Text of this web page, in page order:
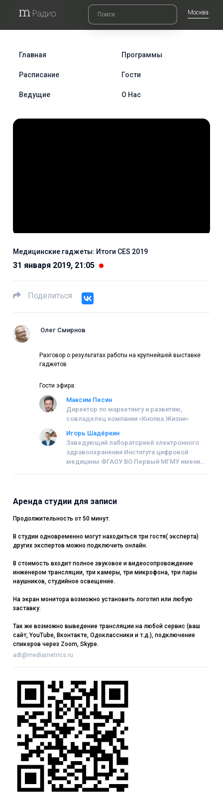
Москва
Главная Программы
Расписание Гости
Ведущие О Нас
Медицинские гаджеты: Итоги CES 2019
31 января 2019, 21:05
Поделиться
Олег Смирнов
Разговор о результатах работы на крупнейшей выставке
гаджетов
Гости эфира:
Максим Песин
Директор по маркетингу и развитию,
совладелец компании «Кнопка Жизни»
Игорь Шадёркин
Заведующий лабораторией электронного
здравоохранения Института цифровой
медицины ФГАОУ ВО Первый МГМУ имени
Аренда студии для записи
Продолжительность от 50 минут.
В студии одновременно могут находиться три гостя( эксперта)
других экспертов можно подключить онлайн.
В стоимость входит полное звуковое и видеосопровождение
инженером трансляции, три камеры, три микрофона, три пары
наушников, студийное освещение.
На экран монитора возможно установить логотип или любую
заставку.
Так же возможно выведение трансляции на любой сервис (ваш
сайт, YouTube, Вконтакте, Одоклассники и т.д.), подключение
спикеров через Zoom, Skype.
adt@mediametrics.ru